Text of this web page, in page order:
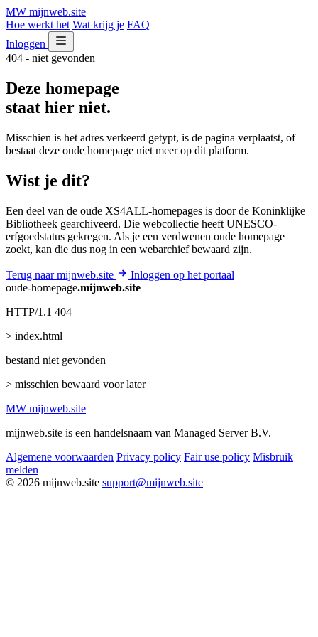
MW mijnweb.site
Hoe werkt het Wat krijg je FAQ
Inloggen
404 - niet gevonden
Deze homepage
staat hier niet.
Misschien is het adres verkeerd getypt, is de pagina verplaatst, of
bestaat deze oude homepage niet meer op dit platform.
Wist je dit?
Een deel van de oude XS4ALL-homepages is door de Koninklijke
Bibliotheek gearchiveerd. Die webcollectie heeft UNESCO-
erfgoedstatus gekregen. Als je een verdwenen oude homepage
zoekt, kan die dus nog in een webarchief bewaard zijn.
Terug naar mijnweb.site
Inloggen op het portaal
oude-homepage.mijnweb.site
HTTP/1.1 404
> index.html
bestand niet gevonden
> misschien bewaard voor later
MW mijnweb.site
mijnweb.site is een handelsnaam van Managed Server B.V.
Algemene voorwaarden Privacy policy Fair use policy Misbruik
melden
© 2026 mijnweb.site support@mijnweb.site